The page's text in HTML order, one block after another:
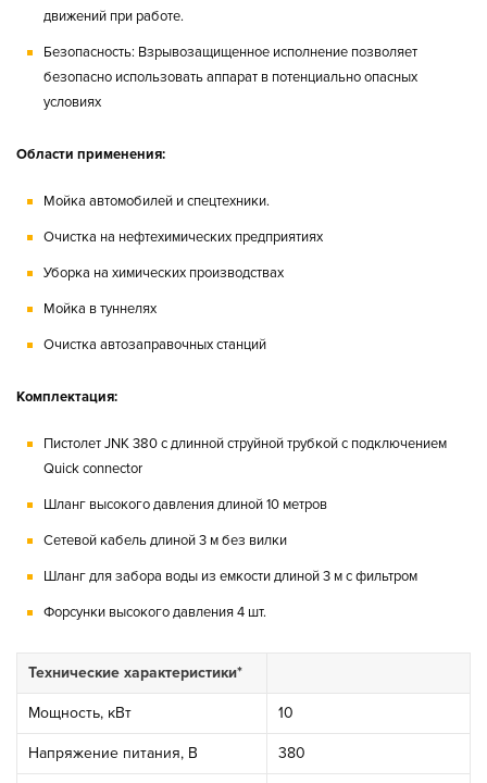
движений при работе.
Безопасность: Взрывозащищенное исполнение позволяет
безопасно использовать аппарат в потенциально опасных
условиях
Области применения:
Мойка автомобилей и спецтехники.
Очистка на нефтехимических предприятиях
Уборка на химических производствах
Мойка в туннелях
Очистка автозаправочных станций
Комплектация:
Пистолет JNK 380 с длинной струйной трубкой с подключением
Quick connector
Шланг высокого давления длиной 10 метров
Сетевой кабель длиной 3 м без вилки
Шланг для забора воды из емкости длиной 3 м с фильтром
Форсунки высокого давления 4 шт.
Технические характеристики*
Мощность, кВт 10
Напряжение питания, В 380